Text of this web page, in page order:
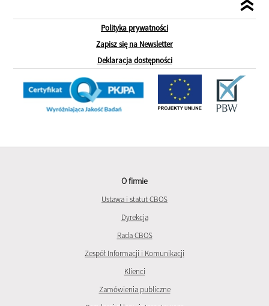
Polityka prywatności
Zapisz się na Newsletter
Deklaracja dostępności
O firmie
Ustawa i statut CBOS
Dyrekcja
Rada CBOS
Zespół Informacji i Komunikacji
Klienci
Zamówienia publiczne